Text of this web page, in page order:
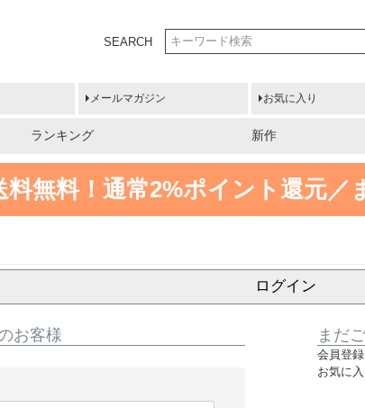
SEARCH
メールマガジン お気に入り
ランキング 新作
無料！ 通常2%ポイント還元／
ログイン
お客様 まだ
会員登
お気に